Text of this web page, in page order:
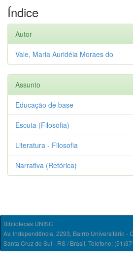
Índice
Autor
Vale, Maria Auridéia Moraes do
Assunto
Educação de base
Escuta (Filosofia)
Literatura - Filosofia
Narrativa (Retórica)
Bibliotecas UNISC
Av. Independência, 2293, Bairro Universitário -
Santa Cruz do Sul - RS / Brasil. Telefone: